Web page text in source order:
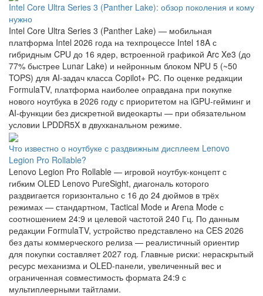
Intel Core Ultra Series 3 (Panther Lake): обзор поколения и кому
нужно
Intel Core Ultra Series 3 (Panther Lake) — мобильная
платформа Intel 2026 года на техпроцессе Intel 18A с
гибридным CPU до 16 ядер, встроенной графикой Arc Xe3 (до
77% быстрее Lunar Lake) и нейронным блоком NPU 5 (~50
TOPS) для AI-задач класса Copilot+ PC. По оценке редакции
FormulaTV, платформа наиболее оправдана при покупке
нового ноутбука в 2026 году с приоритетом на iGPU-гейминг и
AI-функции без дискретной видеокарты — при обязательном
условии LPDDR5X в двухканальном режиме.
Что известно о ноутбуке с раздвижным дисплеем Lenovo
Legion Pro Rollable?
Lenovo Legion Pro Rollable — игровой ноутбук-концепт с
гибким OLED Lenovo PureSight, диагональ которого
раздвигается горизонтально с 16 до 24 дюймов в трёх
режимах — стандартном, Tactical Mode и Arena Mode с
соотношением 24:9 и целевой частотой 240 Гц. По данным
редакции FormulaTV, устройство представлено на CES 2026
без даты коммерческого релиза — реалистичный ориентир
для покупки составляет 2027 год. Главные риски: нераскрытый
ресурс механизма и OLED-панели, увеличенный вес и
ограниченная совместимость формата 24:9 с
мультиплеерными тайтлами.